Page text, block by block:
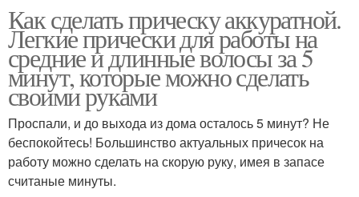
Как сделать прическу аккуратной.
Легкие прически для работы на
средние и длинные волосы за 5
минут, которые можно сделать
своими руками
Проспали, и до выхода из дома осталось 5 минут? Не
беспокойтесь! Большинство актуальных причесок на
работу можно сделать на скорую руку, имея в запасе
считаные минуты.